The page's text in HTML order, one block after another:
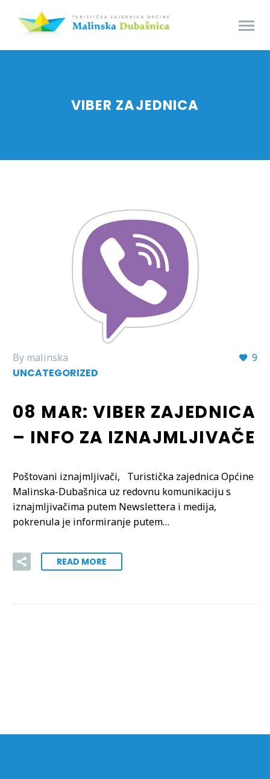
VIBER ZAJEDNICA
9
By malinska
UNCATEGORIZED
08 MAR:VIBER ZAJEDNICA
– INFO ZA IZNAJMLJIVAČE
Poštovani iznajmljivači, Turistička zajednica Općine
Malinska-Dubašnica uz redovnu komunikaciju s
iznajmljivačima putem Newslettera i medija,
pokrenula je informiranje putem…
READ MORE